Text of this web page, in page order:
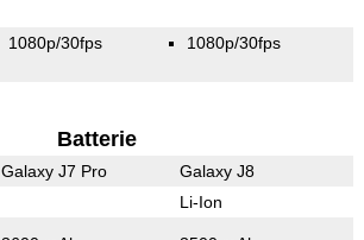
1080p/30fps 1080p/30fps
Batterie
Galaxy J7 Pro Galaxy J8
Li-Ion